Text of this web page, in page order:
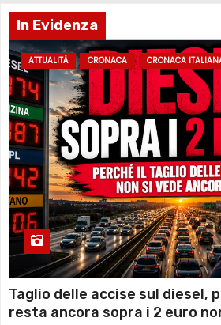
In Evidenza
ATTUALITÀ CRONACA CRONACA
Taglio delle accise sul diesel,
resta ancora sopra i 2 euro